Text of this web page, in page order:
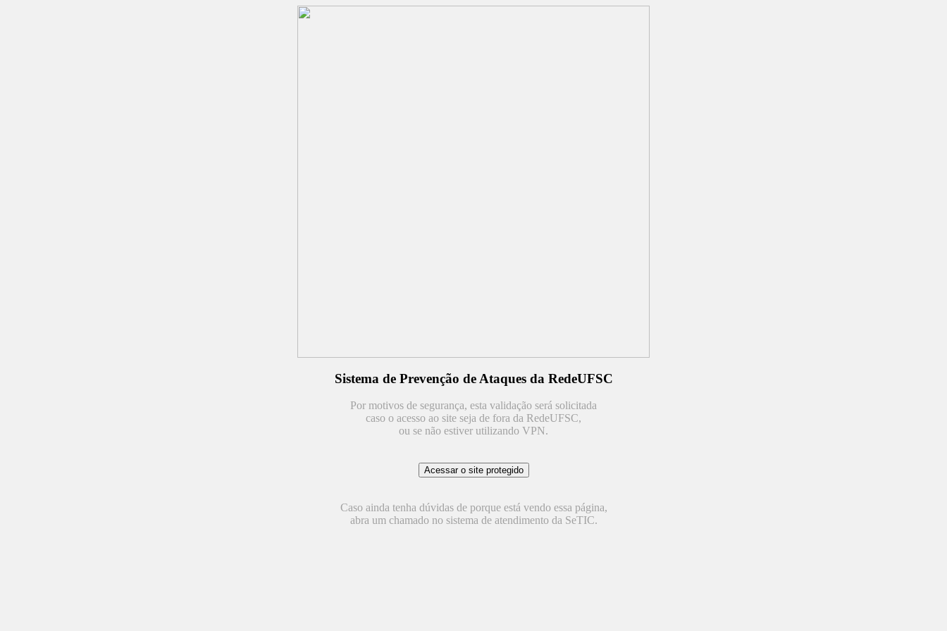
Sistema de Prevenção de Ataques da RedeUFSC
Por motivos de segurança, esta validação será solicitada
caso o acesso ao site seja de fora da RedeUFSC,
ou se não estiver utilizando VPN.
Caso ainda tenha dúvidas de porque está vendo essa página,
abra um chamado no sistema de atendimento da SeTIC.